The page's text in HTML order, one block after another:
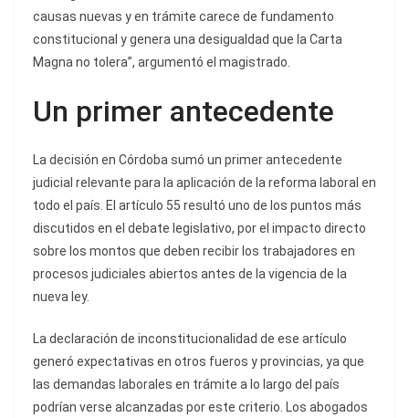
causas nuevas y en trámite carece de fundamento
constitucional y genera una desigualdad que la Carta
Magna no tolera”, argumentó el magistrado.
Un primer antecedente
La decisión en Córdoba sumó un primer antecedente
judicial relevante para la aplicación de la reforma laboral en
todo el país. El artículo 55 resultó uno de los puntos más
discutidos en el debate legislativo, por el impacto directo
sobre los montos que deben recibir los trabajadores en
procesos judiciales abiertos antes de la vigencia de la
nueva ley.
La declaración de inconstitucionalidad de ese artículo
generó expectativas en otros fueros y provincias, ya que
las demandas laborales en trámite a lo largo del país
podrían verse alcanzadas por este criterio. Los abogados